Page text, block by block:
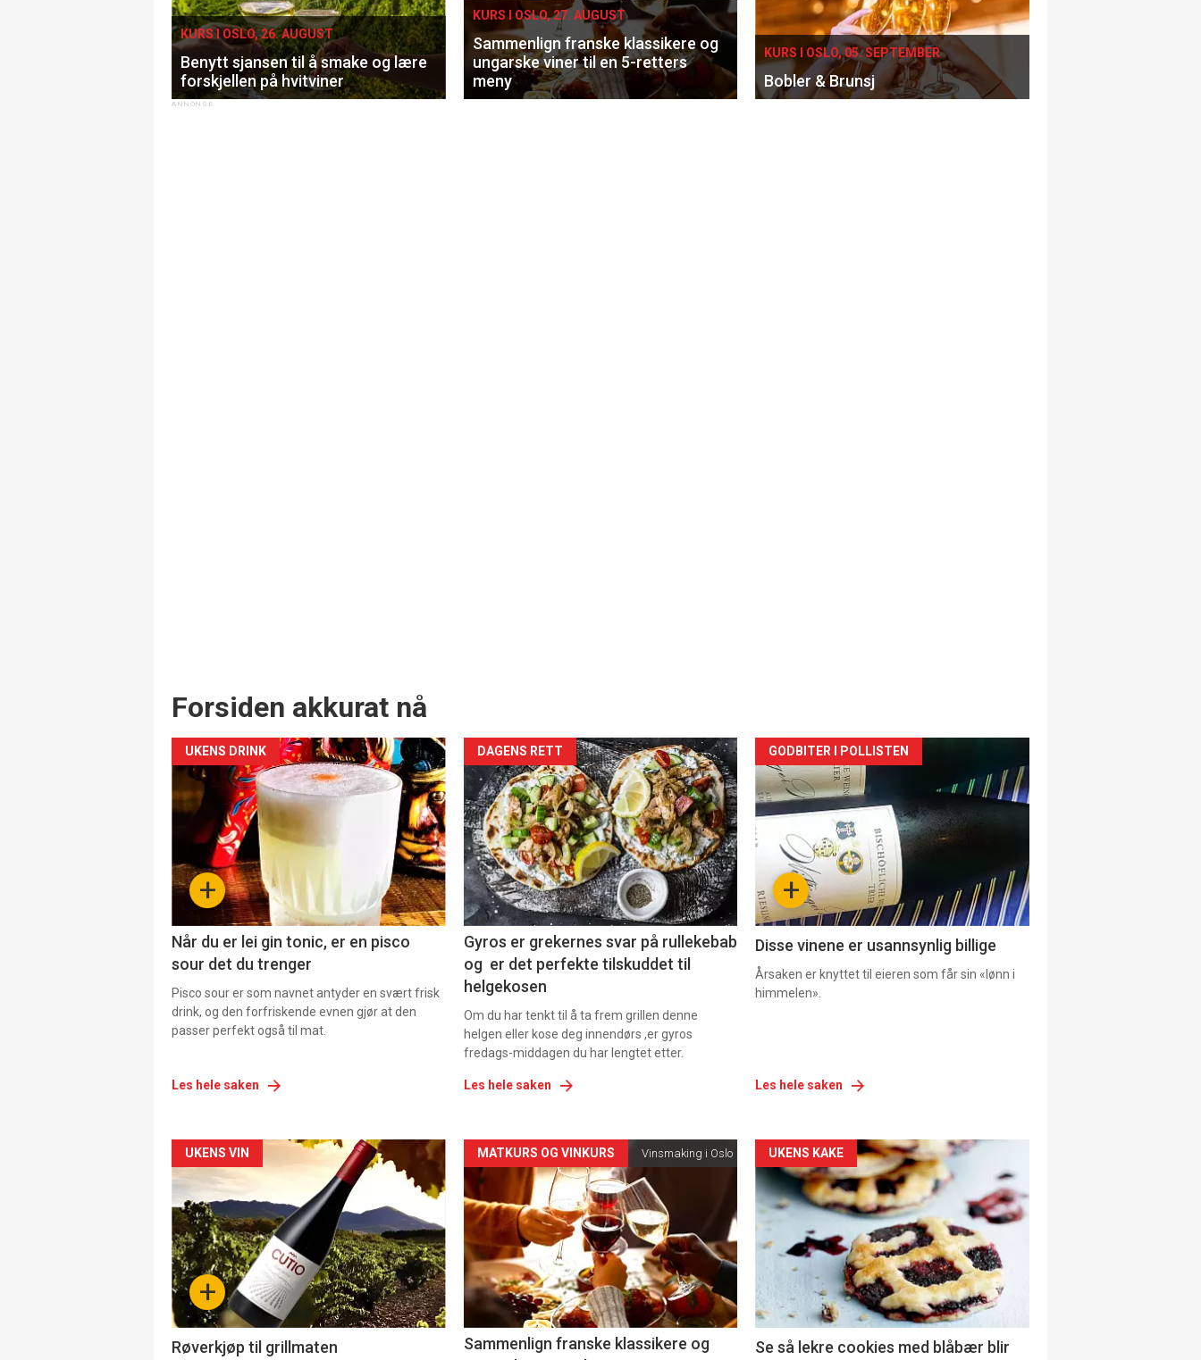
KURS I OSLO, 26. AUGUST
Benytt sjansen til å smake og lære
forskjellen på hvitviner
KURS I OSLO, 27. AUGUST
Sammenlign franske klassikere og
ungarske viner til en 5-retters
meny
KURS I OSLO, 05. SEPTEMBER
Bobler & Brunsj
Forsiden akkurat nå
+
UKENS DRINK
Når du er lei gin tonic, er en pisco
sour det du trenger
Pisco sour er som navnet antyder en svært frisk
drink, og den forfriskende evnen gjør at den
passer perfekt også til mat.
Les hele saken
Forsiden
akkurat
nå
-
2
DAGENS RETT
Gyros er grekernes svar på rullekebab
og er det perfekte tilskuddet til
helgekosen
Om du har tenkt til å ta frem grillen denne
helgen eller kose deg innendørs ,er gyros
fredags-middagen du har lengtet etter.
Les hele saken
Forsiden
akkurat
nå
3 +
GODBITER I POLLISTEN
Disse vinene er usannsynlig billige
Årsaken er knyttet til eieren som får sin «lønn i
himmelen».
Les hele saken
Forsiden
akkurat
nå
-
4 +
UKENS VIN
Røverkjøp til grillmaten
Forsiden
akkurat
nå
-
5
MATKURS OG VINKURS Vinsmaking i Oslo
Sammenlign franske klassikere og
Forsiden
akkurat
nå
6
UKENS KAKE
Se så lekre cookies med blåbær blir